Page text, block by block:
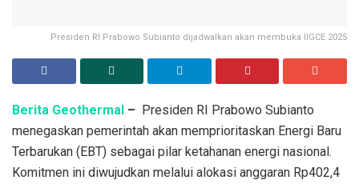
Presiden RI Prabowo Subianto dijadwalkan akan membuka IIGCE 2025
Berita Geothermal – Presiden RI Prabowo Subianto
menegaskan pemerintah akan memprioritaskan Energi Baru
Terbarukan (EBT) sebagai pilar ketahanan energi nasional.
Komitmen ini diwujudkan melalui alokasi anggaran Rp402,4